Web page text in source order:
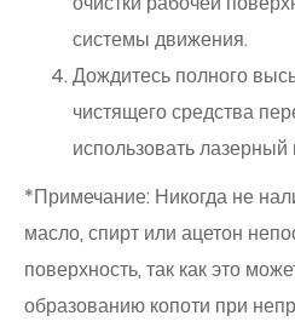
системы движения.
Дождитесь полного
чистящего средства
использовать лазерный
*Примечание: Никогда не
масло, спирт или ацетон
поверхность, так как это
образованию копоти при